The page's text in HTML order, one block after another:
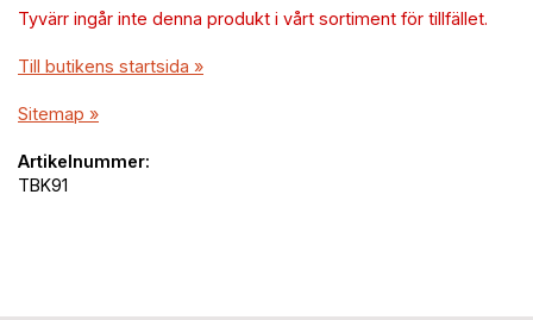
Tyvärr ingår inte denna produkt i vårt sortiment för tillfället.
Till butikens startsida »
Sitemap »
Artikelnummer:
TBK91